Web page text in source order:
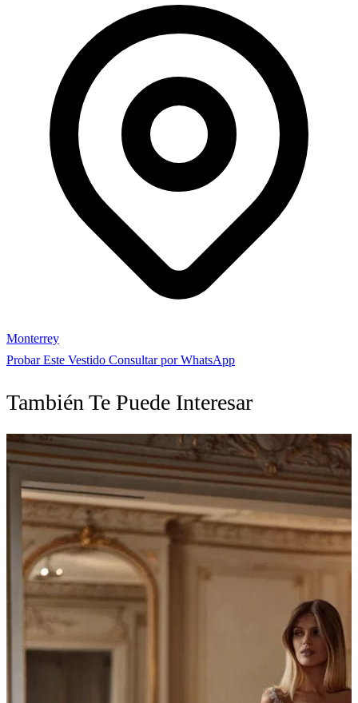
Monterrey
Probar Este Vestido Consultar por WhatsApp
También Te Puede Interesar